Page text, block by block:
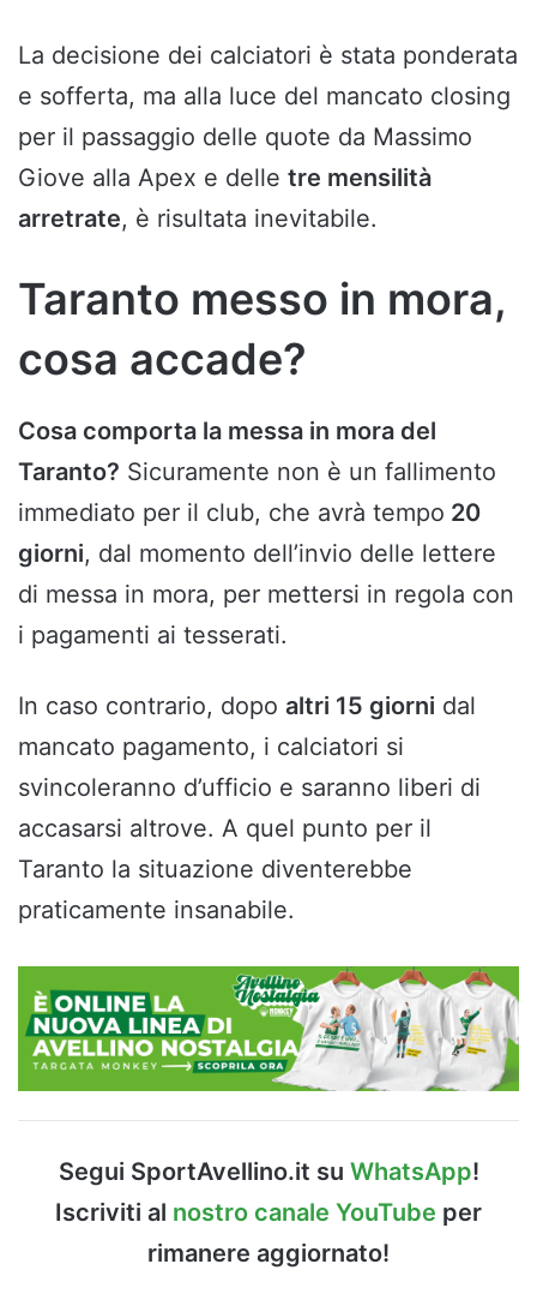
La decisione dei calciatori è stata ponderata
e sofferta, ma alla luce del mancato closing
per il passaggio delle quote da Massimo
Giove alla Apex e delle tre mensilità
arretrate, è risultata inevitabile.
Taranto messo in mora,
cosa accade?
Cosa comporta la messa in mora del
Taranto? Sicuramente non è un fallimento
immediato per il club, che avrà tempo 20
giorni, dal momento dell’invio delle lettere
di messa in mora, per mettersi in regola con
i pagamenti ai tesserati.
In caso contrario, dopo altri 15 giorni dal
mancato pagamento, i calciatori si
svincoleranno d’ufficio e saranno liberi di
accasarsi altrove. A quel punto per il
Taranto la situazione diventerebbe
praticamente insanabile.
Segui SportAvellino.it su WhatsApp!
Iscriviti al nostro canale YouTube per
rimanere aggiornato!